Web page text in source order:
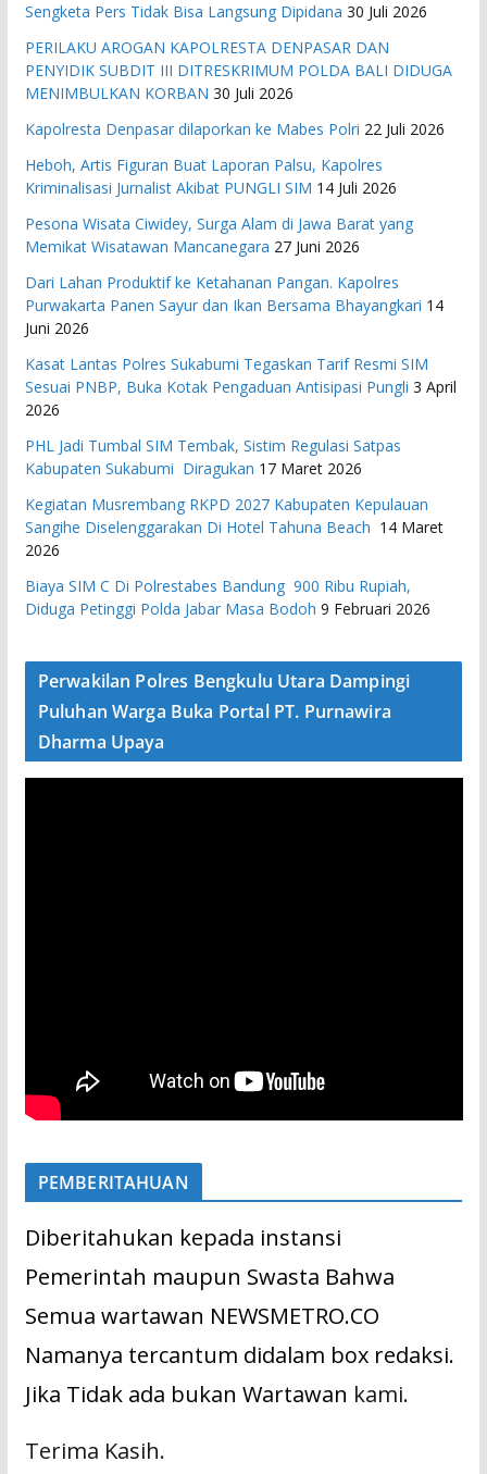
Sengketa Pers Tidak Bisa Langsung Dipidana 30 Juli 2026
PERILAKU AROGAN KAPOLRESTA DENPASAR DAN
PENYIDIK SUBDIT III DITRESKRIMUM POLDA BALI DIDUGA
MENIMBULKAN KORBAN 30 Juli 2026
Kapolresta Denpasar dilaporkan ke Mabes Polri 22 Juli 2026
Heboh, Artis Figuran Buat Laporan Palsu, Kapolres
Kriminalisasi Jurnalist Akibat PUNGLI SIM 14 Juli 2026
Pesona Wisata Ciwidey, Surga Alam di Jawa Barat yang
Memikat Wisatawan Mancanegara 27 Juni 2026
Dari Lahan Produktif ke Ketahanan Pangan. Kapolres
Purwakarta Panen Sayur dan Ikan Bersama Bhayangkari 14
Juni 2026
Kasat Lantas Polres Sukabumi Tegaskan Tarif Resmi SIM
Sesuai PNBP, Buka Kotak Pengaduan Antisipasi Pungli 3 April
2026
PHL Jadi Tumbal SIM Tembak, Sistim Regulasi Satpas
Kabupaten Sukabumi Diragukan 17 Maret 2026
Kegiatan Musrembang RKPD 2027 ​Kabupaten Kepulauan
Sangihe Diselenggarakan Di Hotel Tahuna Beach 14 Maret
2026
Biaya SIM C Di Polrestabes Bandung 900 Ribu Rupiah,
Diduga Petinggi Polda Jabar Masa Bodoh 9 Februari 2026
Perwakilan Polres Bengkulu Utara Dampingi
Puluhan Warga Buka Portal PT. Purnawira
Dharma Upaya
PEMBERITAHUAN
Diberitahukan kepada instansi
Pemerintah maupun Swasta Bahwa
Semua wartawan NEWSMETRO.CO
Namanya tercantum didalam box redaksi.
Jika Tidak ada bukan Wartawan kami.
Terima Kasih.